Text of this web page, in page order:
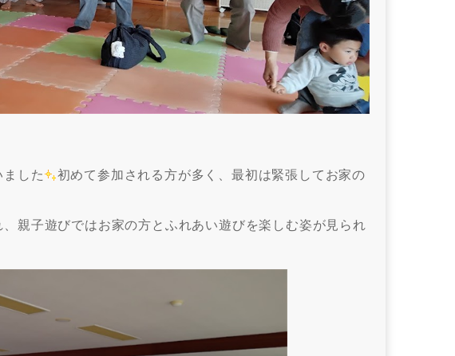
した
初めて参加される方が多く、最初は緊張してお家の
親子遊びではお家の方とふれあい遊びを楽しむ姿が見られ